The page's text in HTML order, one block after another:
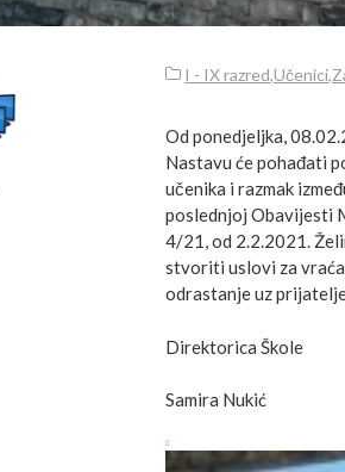
I - IX razred,Učenici,
Od ponedjeljka,
Nastavu će pohađati
učenika i razmak
poslednjoj Obavijesti
4/21, od 2.2.2021.
stvoriti uslovi za
odrastanje uz
Direktorica Škole
Samira Nukić